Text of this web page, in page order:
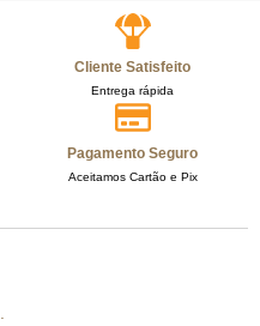
Cliente Satisfeito
Entrega rápida
Pagamento Seguro
Aceitamos Cartão e Pix